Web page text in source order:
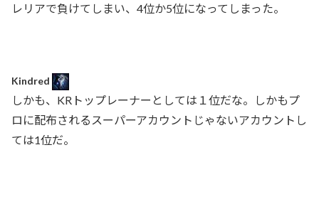
レリアで負けてしまい、4位か5位になってしまった。
Kindred
しかも、KRトップレーナーとしては１位だな。しかもプ
ロに配布されるスーパーアカウントじゃないアカウントし
ては1位だ。